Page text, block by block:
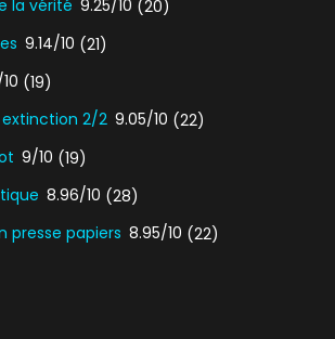
la vérité 9.25/10 (20)
9.14/10 (21)
(19)
extinction 2/2 9.05/10 (22)
9/10 (19)
8.96/10 (28)
presse papiers 8.95/10 (22)